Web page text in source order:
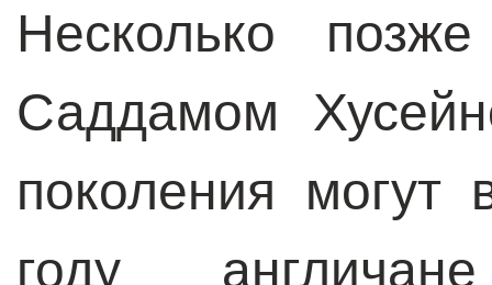
Несколько
Саддамом
поколения могут
году